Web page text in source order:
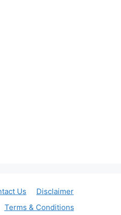
Us
Disclaimer
Terms & Conditions